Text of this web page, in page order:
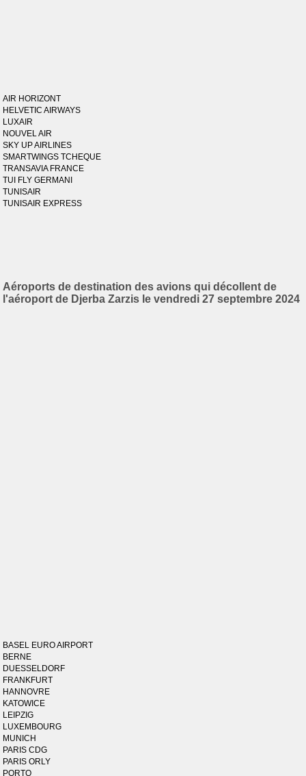
AIR HORIZONT
HELVETIC AIRWAYS
LUXAIR
NOUVEL AIR
SKY UP AIRLINES
SMARTWINGS TCHEQUE
TRANSAVIA FRANCE
TUI FLY GERMANI
TUNISAIR
TUNISAIR EXPRESS
Aéroports de destination des avions qui décollent de
l'aéroport de Djerba Zarzis le vendredi 27 septembre 2024
BASEL EURO AIRPORT
BERNE
DUESSELDORF
FRANKFURT
HANNOVRE
KATOWICE
LEIPZIG
LUXEMBOURG
MUNICH
PARIS CDG
PARIS ORLY
PORTO